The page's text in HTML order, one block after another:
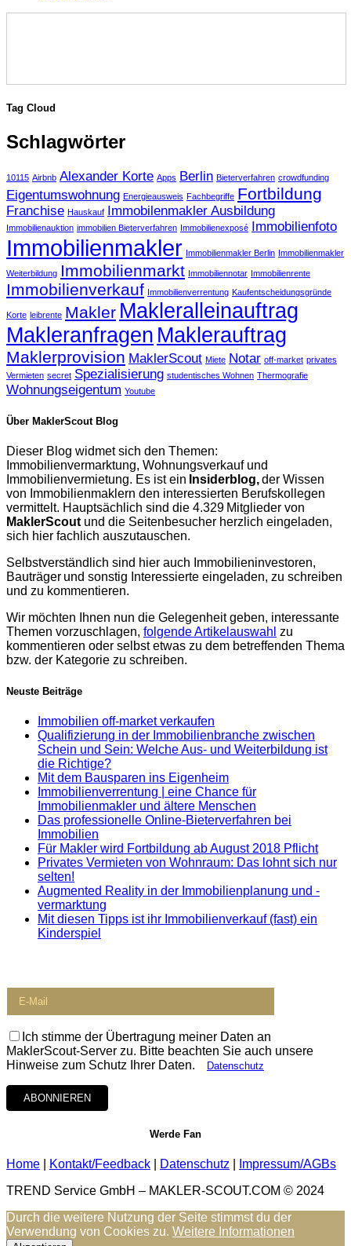
Tag Cloud
Schlagwörter
10115 Airbnb Alexander Korte Apps Berlin Bieterverfahren crowdfunding
Eigentumswohnung Energieausweis Fachbegriffe Fortbildung
Franchise Hauskauf Immobilenmakler Ausbildung
Immobilienauktion immobilien Bieterverfahren Immobilienexposé Immobilienfoto
Immobilienmakler Immobilienmakler Berlin Immobilienmakler
Weiterbildung Immobilienmarkt Immobiliennotar Immobilienrente
Immobilienverkauf Immobilienverrentung Kaufentscheidungsgründe
Korte leibrente Makler Makleralleinauftrag
Makleranfragen Maklerauftrag
Maklerprovision MaklerScout Miete Notar off-market privates
Vermieten secret Spezialisierung studentisches Wohnen Thermografie
Wohnungseigentum Youtube
Über MaklerScout Blog
Dieser Blog widmet sich den Themen:
Immobilienvermarktung, Wohnungsverkauf und
Immobilienvermietung. Es ist ein Insiderblog,der Wissen
von Immobilienmaklern den interessierten Berufskollegen
vermittelt. Hauptsächlich sind die 4.329 Mitglieder von
MaklerScoutund die Seitenbesucher herzlich eingeladen,
sich hier fachlich auszutauschen.
Selbstverständlich sind hier auch Immobilieninvestoren,
Bauträger und sonstig Interessierte eingeladen, zu schreiben
und zu kommentieren.
Wir möchten Ihnen nun die Gelegenheit geben, interessante
Themen vorzuschlagen, folgende Artikelauswahl zu
kommentieren oder selbst etwas zu dem betreffenden Thema
bzw. der Kategorie zu schreiben.
Neuste Beiträge
Immobilien off-market verkaufen
Qualifizierung in der Immobilienbranche zwischen
Schein und Sein: Welche Aus- und Weiterbildung ist
die Richtige?
Mit dem Bausparen ins Eigenheim
Immobilienverrentung | eine Chance für
Immobilienmakler und ältere Menschen
Das professionelle Online-Bieterverfahren bei
Immobilien
Für Makler wird Fortbildung ab August 2018 Pflicht
Privates Vermieten von Wohnraum: Das lohnt sich nur
selten!
Augmented Reality in der Immobilienplanung und -
vermarktung
Mit diesen Tipps ist ihr Immobilienverkauf (fast) ein
Kinderspiel
Ich stimme der Übertragung meiner Daten an
MaklerScout-Server zu. Bitte beachten Sie auch unsere
Hinweise zum Schutz Ihrer Daten.
Datenschutz
Werde Fan
Home Kontakt/Feedback Datenschutz
Impressum/AGBs
TREND Service GmbH – MAKLER-SCOUT.COM © 2024
Durch die weitere Nutzung der Seite stimmst du der
Verwendung von Cookies zu. Weitere Informationen